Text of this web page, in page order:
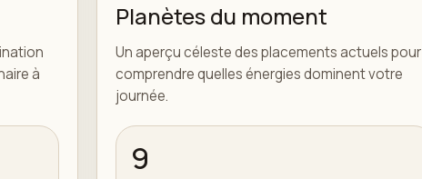
à
Planètes du moment
Un aperçu céleste des placements actuels pour
comprendre quelles énergies dominent votre
journée.
9